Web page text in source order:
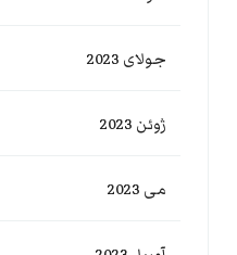
جولای 2023
ژوئن 2023
می 2023